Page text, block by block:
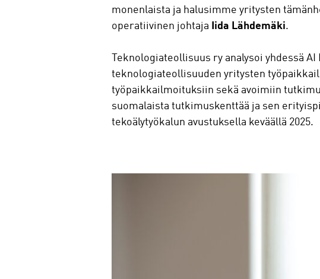
monenlaista ja halusimme yritysten
operatiivinen johtaja
Iida Lähdemäki.
Teknologiateollisuus ry analysoi yhdessä
teknologiateollisuuden yritysten
työpaikkailmoituksiin sekä avoimiin
suomalaista tutkimuskenttää ja sen
tekoälytyökalun avustuksella keväällä 2025.